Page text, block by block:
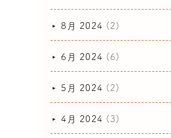
8月 2024 (2)
6月 2024 (6)
5月 2024 (2)
4月 2024 (3)